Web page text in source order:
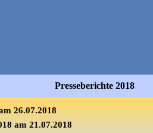
Presseberichte 2018
26.07.2018
am 21.07.2018